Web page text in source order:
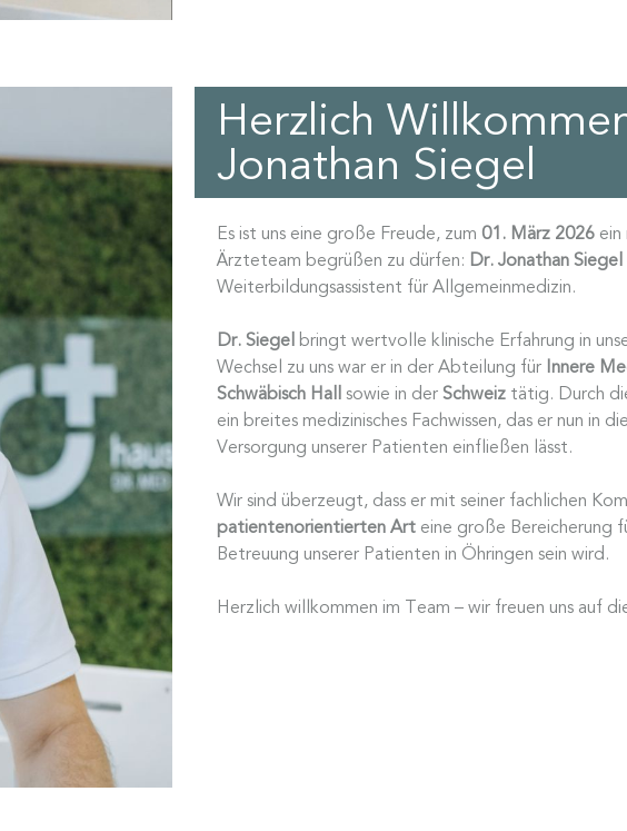
Herzlich
Jonathan Siegel
Es ist uns eine große Freude, zum 01. März 2026 ein
Ärzteteam begrüßen zu dürfen: Dr. Jonathan Siegel
Weiterbildungsassistent für Allgemeinmedizin.
Dr. Siegel bringt wertvolle klinische Erfahrung in
Wechsel zu uns war er in der Abteilung für Innere
Schwäbisch Hall sowie in der Schweiz tätig. Durch
ein breites medizinisches Fachwissen, das er nun in
Versorgung unserer Patienten einfließen lässt.
Wir sind überzeugt, dass er mit seiner fachlichen
patientenorientierten Art eine große Bereicherung
Betreuung unserer Patienten in Öhringen sein wird.
Herzlich willkommen im Team – wir freuen uns auf